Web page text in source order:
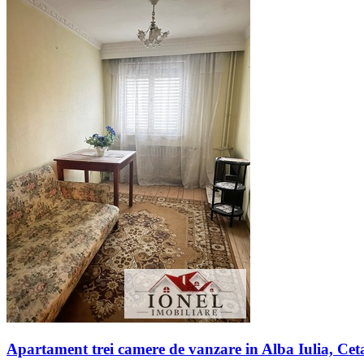
Apartament trei camere de vanzare in Alba Iulia,